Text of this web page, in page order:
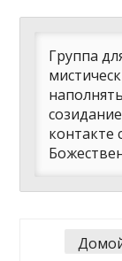
Группа